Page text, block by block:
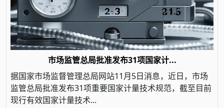
市场监管总局批准发布31项国家计...
据国家市场监督管理总局网站11月5日消息，近日，市场
监管总局批准发布31项重要国家计量技术规范，截至目前
现行有效国家计量技术...